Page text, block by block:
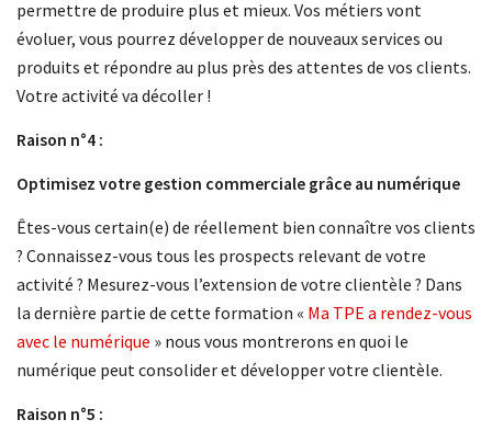
permettre de produire plus et mieux. Vos métiers vont
évoluer, vous pourrez développer de nouveaux services ou
produits et répondre au plus près des attentes de vos clients.
Votre activité va décoller !
Raison n°4 :
Optimisez votre gestion commerciale grâce au numérique
Êtes-vous certain(e) de réellement bien connaître vos clients
? Connaissez-vous tous les prospects relevant de votre
activité ? Mesurez-vous l’extension de votre clientèle ? Dans
la dernière partie de cette formation « Ma TPE a rendez-vous
avec le numérique » nous vous montrerons en quoi le
numérique peut consolider et développer votre clientèle.
Raison n°5 :